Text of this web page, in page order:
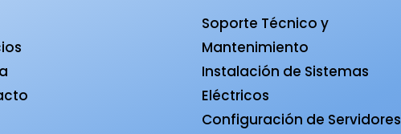
Soporte Técnico y
Mantenimiento
Instalación de Sistemas
Eléctricos
Configuración de Servidores